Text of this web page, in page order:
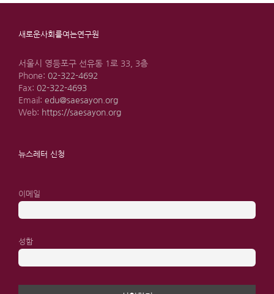
새로운사회를여는연구원
서울시 영등포구 선유동 1로 33, 3층
Phone: 02-322-4692
Fax: 02-322-4693
Email: edu@saesayon.org
Web: https://saesayon.org
뉴스레터 신청
이메일
성함